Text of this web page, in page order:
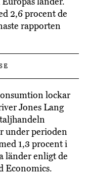
2,6 procent de
rapporten
lockar
Jones Lang
under perioden
1,3 procent i
länder enligt de
Economics.